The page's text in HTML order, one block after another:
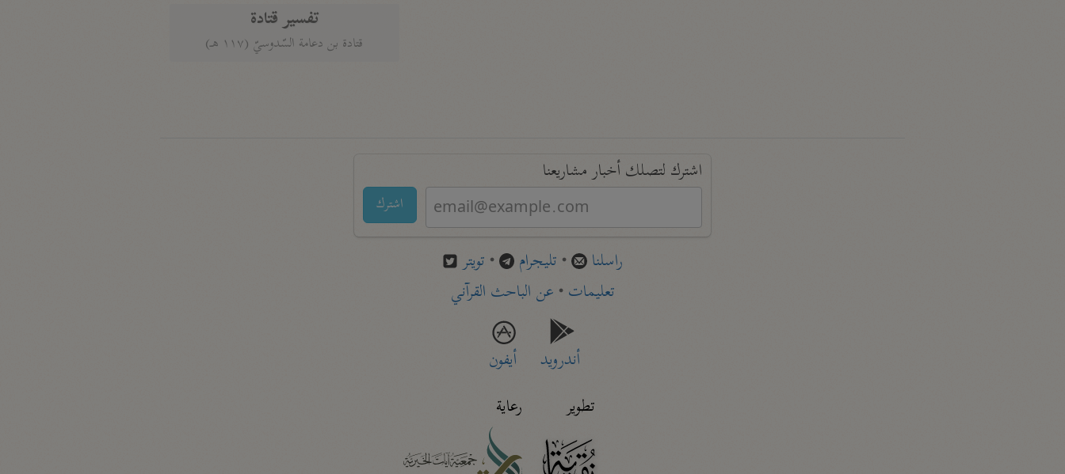
تفسير قتادة
قتادة بن دعامة السّدوسيّ (١١٧ هـ)
اشترك لتصلك أخبار مشاريعنا
اشترك
راسلنا • تليجرام • تويتر
تعليمات• عن الباحث القرآني
أندرويد
أيفون
تطوير
رعاية